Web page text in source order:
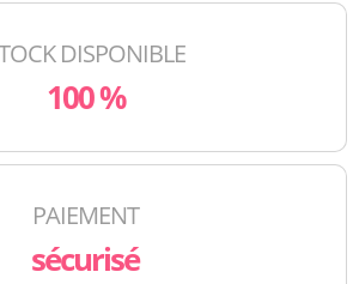
DISPONIBLE
100 %
PAIEMENT
sécurisé